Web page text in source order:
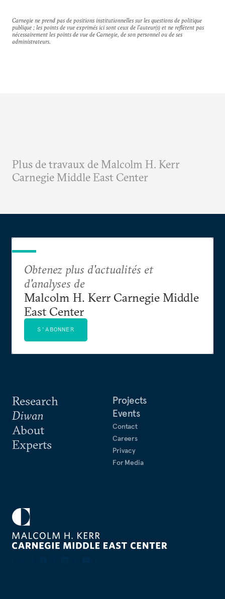
Carnegie ne prend pas de positions institutionnelles sur les questions de politique
publique ; les points de vue exprimés ici sont ceux de l'auteur(s) et ne reflètent pas
nécessairement les points de vue de Carnegie, de son personnel ou de ses
administrateurs.
Plus de travaux de Malcolm H. Kerr
Carnegie Middle East Center
Research
Diwan
About
Experts
Projects
Events
Contact
Careers
Privacy
For Media
Obtenez plus d'actualités et
d'analyses de
Malcolm H. Kerr Carnegie Middle
East Center
S'ABONNER